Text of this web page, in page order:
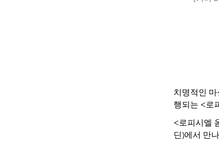
치명적인
행되는 <로
<로피시엘
딘)에서 만